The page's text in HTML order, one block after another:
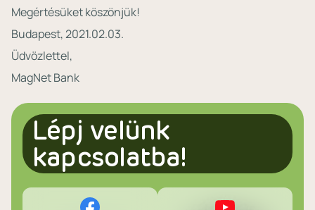
Megértésüket köszönjük!
Budapest, 2021.02.03.
Üdvözlettel,
MagNet Bank
Lépj velünk
kapcsolatba!